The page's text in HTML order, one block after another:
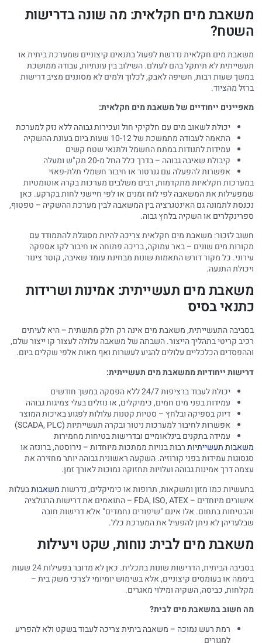
משאבת מים חקלאית: מה שונה בדרישות
השטח?
משאבת מים חקלאית נדרשת לפעול בתנאים קיצוניים שמערכת ביתית או
תעשייתית לא תיתקל בהם לעולם. השילוב בין עונתיות, עבודה ממושכת
במשך שעות רבות, חשיפה לאבק, לכלוך ולמים לא מסוננים מציב דרישות
ברזל מהציוד.
מאפיינים ייחודיים של משאבת מים חקלאית:
יכולת לשאוב מים עם חלקיקי חול ועכירות גבוהה ללא נזק למערכת
התאמה לעבודה מתמשכת של 10-12 שעות ביום בעונת ההשקיה
עמידות לתנודות במתח החשמל ולתנאי שטח קשים
קיבולת שאיבה גבוהה – בדרך כלל החל מ-20 מק"ש ומעלה
אפשרות להפעלה עם גנרטור או חיבור חשמלי תלת-פאזי
במערכות חקלאיות מתקדמות, רבים משלבים מערכות בקרה אוטומטיות
שמפעילות את המשאבה לפי לוח זמנים או לפי חיישני לחות בקרקע. כאן
נכנסת לתמונה גם האינטגרציה בין המשאבה לבין מערכת ההשקיה – טפטוף,
ספרינקלרים או השקיה בלחץ גבוה.
חשוב לזכור: משאבת מים חקלאית צריכה להיות מסוגלת להתמודד עם
מקורות מים שונים – באר עמוקה, בריכה פתוחה או חיבור לקו אספקה
עירוני. כל מקור דורש התאמות שונות מבחינת עומד שאיבה, קוטר צינור
ויכולת התנעה.
משאבת מים תעשייתית: אמינות ושרידות
כתנאי בסיס
בסביבה התעשייתית, משאבת מים אינה רק חלק מתשתית – היא לעיתים
רכיב קריטי בתהליך הייצור. השבתה של משאבה עלולה לעצור קו ייצור שלם,
וההפסדים הכלכליים עלולים להגיע לעשרות ואף מאות אלפי שקלים ביום.
דרישות ייחודיות ממשאבת מים תעשייתית:
יכולת לעבוד ברציפות 24/7 ללא הפסקה במשך חודשים
עמידות בפני מים חמים, כימיקלים, או נוזלים בעלי צמיגות גבוהה
דיוק בספיקה ובלחץ – סטיות קטנות עלולות לפגוע באיכות המוצר
אפשרות לחיבור למערכות ניטור ובקרה תעשייתיות (SCADA, PLC)
עמידה בתקנים בינלאומיים ובדרישות בטיחות מחמירות
משאבות תעשייתיותרבות בנויות ממתכות מיוחדות – נירוסטה, ברונזה או
סגסוגות עמידות בפני קורוזיה. השקעה ראשונית גבוהה יותר מחזירה את
עצמה דרך אמינות גבוהה ועלויות תחזוקה נמוכות לאורך זמן.
בתעשיות כמו מזון ומשקאות, תרופות או כימיקלים, נדרשותמשאבותבעלות
אישורים מיוחדים – FDA, ISO, ATEX – התואמים את דרישות הרגולציה
והבטיחות בתחום. אלו אינם "שיפורים נחמדים" אלא דרישות חובה
שבלעדיהן לא ניתן להפעיל את המערכת כלל.
משאבת מים לבית: נוחות, שקט ויעילות
בסביבה הביתית, הדרישות שונות בתכלית. כאן לא מדובר בפעילות 24 שעות
ביממה או בעומסים קיצוניים, אלא בשימוש יומיומי לצרכי משק בית –
מקלחות, כביסה, השקיה ומילוי מאגרים.
מה חשוב במשאבת מים לבית?
רמת רעש נמוכה – משאבה ביתית צריכה לעבוד בשקט ולא להפריע
למגורים